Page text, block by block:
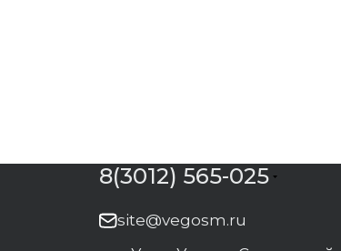
8(3012) 565-025
site@vegosm.ru